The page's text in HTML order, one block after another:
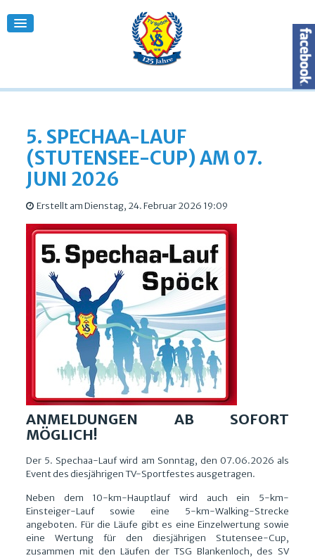
5. SPECHAA-LAUF
(STUTENSEE-CUP) AM 07.
JUNI 2026
Erstellt am Dienstag, 24. Februar 2026 19:09
ANMELDUNGEN AB SOFORT
MÖGLICH!
Der 5. Spechaa-Lauf wird am Sonntag, den 07.06.2026 als
Event des diesjährigen TV-Sportfestes ausgetragen.
Neben dem 10-km-Hauptlauf wird auch ein 5-km-
Einsteiger-Lauf sowie eine 5-km-Walking-Strecke
angeboten. Für die Läufe gibt es eine Einzelwertung sowie
eine Wertung für den diesjährigen Stutensee-Cup,
zusammen mit den Läufen der TSG Blankenloch, des SV